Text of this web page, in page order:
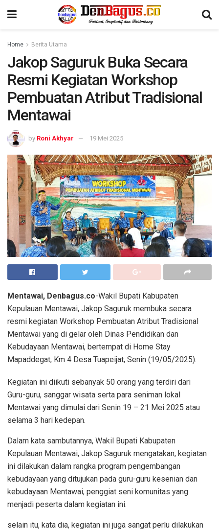
Home Berita Utama
Jakop Saguruk Buka Secara
Resmi Kegiatan Workshop
Pembuatan Atribut Tradisional
Mentawai
by Roni Akhyar 19 Mei 2025
Mentawai, Denbagus.co-Wakil Bupati Kabupaten
Kepulauan Mentawai, Jakop Saguruk membuka secara
resmi kegiatan Workshop Pembuatan Atribut Tradisional
Mentawai yang di gelar oleh Dinas Pendidikan dan
Kebudayaan Mentawai, bertempat di Home Stay
Mapaddegat, Km 4 Desa Tuapeijat, Senin (19/05/2025).
Kegiatan ini diikuti sebanyak 50 orang yang terdiri dari
Guru-guru, sanggar wisata serta para seniman lokal
Mentawai yang dimulai dari Senin 19 – 21 Mei 2025 atau
selama 3 hari kedepan.
Dalam kata sambutannya, Wakil Bupati Kabupaten
Kepulauan Mentawai, Jakop Saguruk mengatakan, kegiatan
ini dilakukan dalam rangka program pengembangan
kebudayaan yang ditujukan pada guru-guru kesenian dan
kebudayaan Mentawai, penggiat seni komunitas yang
menjadi peserta dalam kegiatan ini.
selain itu, kata dia, kegiatan ini juga sangat perlu dilakukan